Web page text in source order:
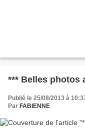
*** Belles photos
Publié le 25/08/2013 à
Par FABIENNE